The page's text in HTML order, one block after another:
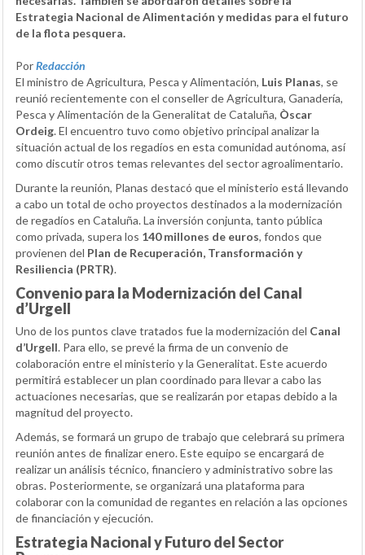
Estrategia Nacional de Alimentación y medidas para el futuro
de la flota pesquera.
PorRedacción
El ministro de Agricultura, Pesca y Alimentación, Luis Planas, se
reunió recientemente con el conseller de Agricultura, Ganadería,
Pesca y Alimentación de la Generalitat de Cataluña, Òscar
Ordeig. El encuentro tuvo como objetivo principal analizar la
situación actual de los regadíos en esta comunidad autónoma, así
como discutir otros temas relevantes del sector agroalimentario.
Durante la reunión, Planas destacó que el ministerio está llevando
a cabo un total de ocho proyectos destinados a la modernización
de regadíos en Cataluña. La inversión conjunta, tanto pública
como privada, supera los 140 millones de euros, fondos que
provienen del Plan de Recuperación, Transformación y
Resiliencia (PRTR).
Convenio para la Modernización del Canal
d’Urgell
Uno de los puntos clave tratados fue la modernización del Canal
d’Urgell. Para ello, se prevé la firma de un convenio de
colaboración entre el ministerio y la Generalitat. Este acuerdo
permitirá establecer un plan coordinado para llevar a cabo las
actuaciones necesarias, que se realizarán por etapas debido a la
magnitud del proyecto.
Además, se formará un grupo de trabajo que celebrará su primera
reunión antes de finalizar enero. Este equipo se encargará de
realizar un análisis técnico, financiero y administrativo sobre las
obras. Posteriormente, se organizará una plataforma para
colaborar con la comunidad de regantes en relación a las opciones
de financiación y ejecución.
Estrategia Nacional y Futuro del Sector